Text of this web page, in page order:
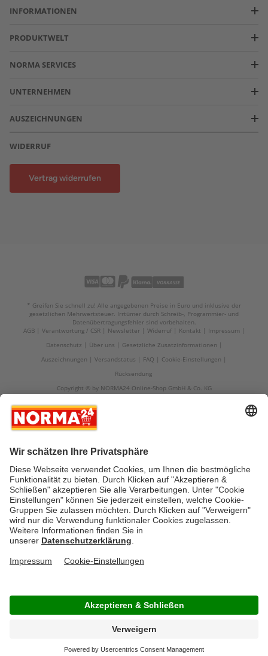
INFORMATIONEN
PRODUKTWELT
NORMA SERVICES
UNTERNEHMEN
AUSZEICHNUNGEN
WIDERRUF
Vertrag widerrufen
* Greifen Sie schnell zu! Alle angegebenen Preise in Euro und inklusive der
gesetzlichen Mehrwertsteuer. Irrtümer durch Schreib-, Programmier- und
Datenübertragungsfehler sind vorbehalten.
AGB
Verantwortung / CSR Newsletter Widerruf Kontakt
Impressum
Datenschutz
Über uns
Gesetzliche Zusatzinformationen
Auszeichnungen
Versandstatus FAQ
Cookie-Einstellungen
Rücksendung
Copyright © by NORMA24 Online-Shop GmbH & Co. KG